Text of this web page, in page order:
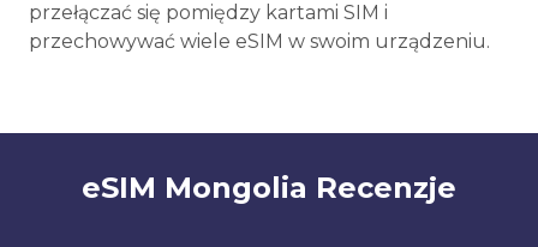
przełączać się pomiędzy kartami SIM i
przechowywać wiele eSIM w swoim urządzeniu.
eSIM Mongolia Recenzje